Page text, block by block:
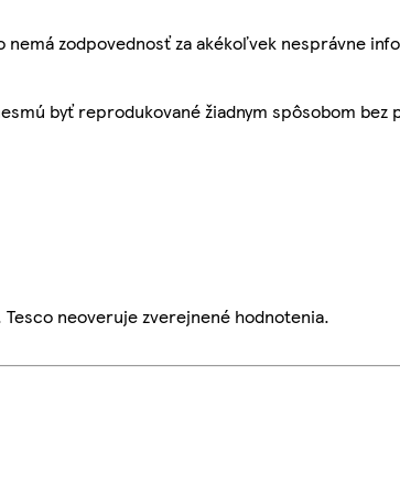
zodpovednosť za akékoľvek nesprávne
byť reprodukované žiadnym spôsobom bez
neoveruje zverejnené hodnotenia.